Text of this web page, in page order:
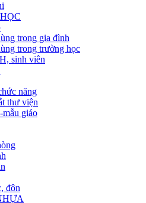
trong gia đình
trong trường học
sinh viên
năng
thư viện
mẫu giáo
đôn